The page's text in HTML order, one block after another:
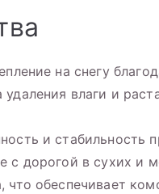
на снегу
влаги и
и стабильность
с дорогой в сухих и
обеспечивает